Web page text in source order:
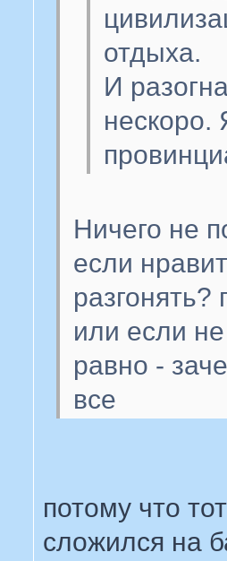
отдыха.
И
нескоро.
Ничего не
если
или если
равно -
все
потому что
сложился на